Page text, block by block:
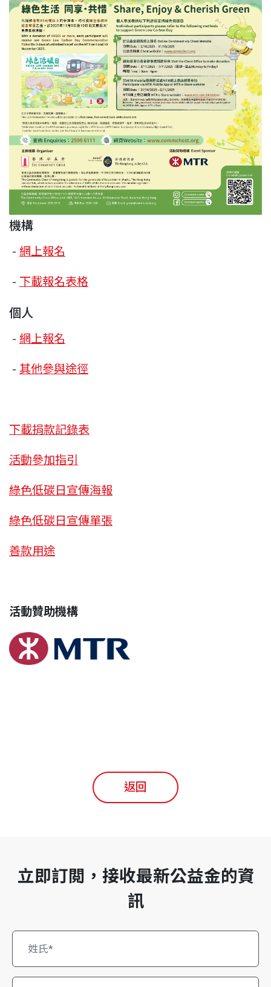
機構
- 網上報名
- 下載報名表格
個人
- 網上報名
- 其他參與途徑
下載捐款記錄表
活動參加指引
綠色低碳日宣傳海報
綠色低碳日宣傳單張
善款用途
活動贊助機構
返回
立即訂閲，接收最新公益金的資
訊